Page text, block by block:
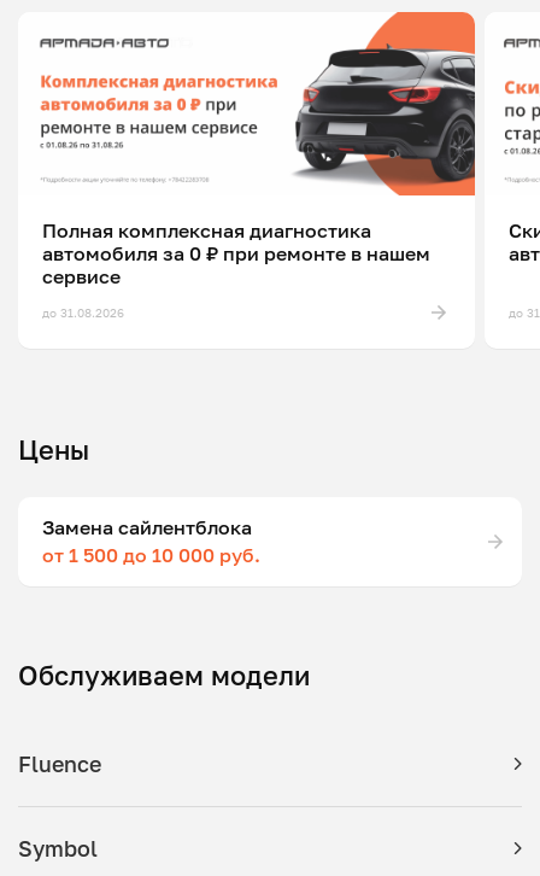
Полная комплексная диагностика
автомобиля за 0 ₽ при ремонте в нашем
сервисе
до 31.08.2026 до
Цены
Замена сайлентблока
от 1 500 до 10 000 руб.
Обслуживаем модели
Fluence
Symbol